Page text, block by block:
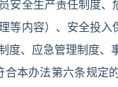
安全生产责任制度
等内容）、安全投
、应急管理制度、
本办法第六条规定